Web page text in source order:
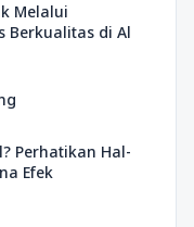
Melalui
Berkualitas di Al
Perhatikan Hal-
Efek